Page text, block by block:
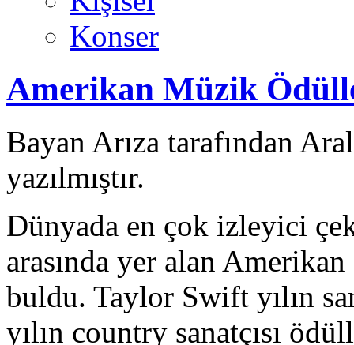
Konser
Amerikan Müzik
Bayan Arıza tarafından
yazılmıştır.
Dünyada en çok izleyici
arasında yer alan
buldu. Taylor Swift yılın
yılın country sanatçısı